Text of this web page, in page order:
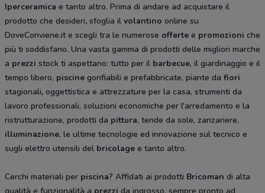
Iperceramica e tanto altro. Prima di andare ad acquistare il
prodotto che desideri, sfoglia il volantino online su
DoveConviene.it e scegli tra le numerose offerte e promozioni che
più ti soddisfano. Una vasta gamma di prodotti delle migliori marche
a prezzi stock ti aspettano: tutto per il barbecue, il giardinaggio e il
tempo libero, piscine gonfiabili e prefabbricate, piante da fiori
stagionali, oggettistica e attrezzature per la casa, strumenti da
lavoro professionali, soluzioni economiche per l'arredamento e la
ristrutturazione, prodotti da pittura, tende da sole, zanzariere,
illuminazione, le ultime tecnologie ed innovazione sul tecnico e
sugli elettro utensili del bricolage e tanto altro.
Cerchi materiali per piscina? Affidati ai prodotti Bricoman di alta